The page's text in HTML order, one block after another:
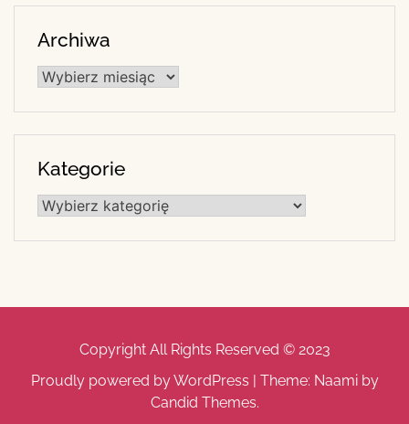
Archiwa
Archiwa
Kategorie
Kategorie
Copyright All Rights Reserved © 2023
Proudly powered by WordPress | Theme: Naami by
Candid Themes.